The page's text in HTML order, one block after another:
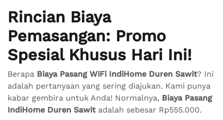
Rincian Biaya
Pemasangan: Promo
Spesial Khusus Hari Ini!
Berapa Biaya Pasang WiFi IndiHome Duren Sawit? Ini
adalah pertanyaan yang sering diajukan. Kami punya
kabar gembira untuk Anda! Normalnya, Biaya Pasang
IndiHome Duren Sawit adalah sebesar Rp555.000.